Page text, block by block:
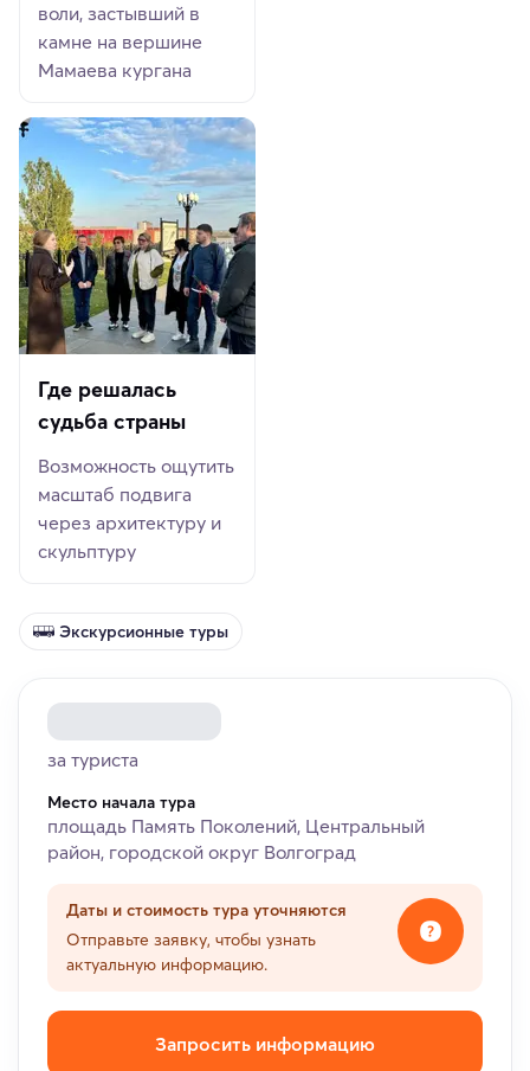
воли, застывший в
камне на вершине
Мамаева кургана
Где решалась
судьба страны
Возможность ощутить
масштаб подвига
через архитектуру и
скульптуру
Экскурсионные туры
за туриста
Место начала тура
площадь Память Поколений, Центральный
район, городской округ Волгоград
Даты и стоимость тура уточняются
Отправьте заявку, чтобы узнать
актуальную информацию.
Запросить информацию